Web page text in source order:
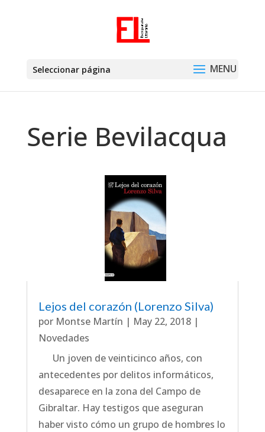
Seleccionar página
Serie Bevilacqua
Lejos del corazón (Lorenzo Silva)
por Montse Martín | May 22, 2018|
Novedades
Un joven de veinticinco años, con
antecedentes por delitos informáticos,
desaparece en la zona del Campo de
Gibraltar. Hay testigos que aseguran
haber visto cómo un grupo de hombres lo